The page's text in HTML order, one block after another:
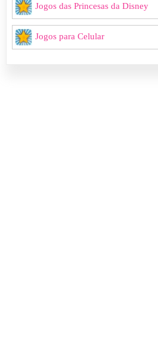
Jogos das Princesas da Disney
Jogos para Celular